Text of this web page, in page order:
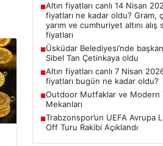
■Altın fiyatları canlı 14 Nisan
fiyatları ne kadar oldu? Gram,
yarım ve cumhuriyet altını alış
fiyatları
■Üsküdar Belediyesi’nde
Sibel Tan Çetinkaya oldu
■Altın fiyatları canlı 7 Nisan
fiyatları bugün ne kadar oldu?
■Outdoor Mutfaklar ve Modern
Mekanları
■Trabzonspor’un UEFA Avrupa
Off Turu Rakibi Açıklandı